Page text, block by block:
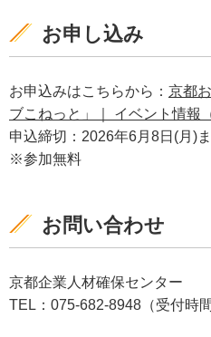
お申し込み
お申込みはこちらから： 京都
ブこねっと」｜ イベント情報
申込締切：2026年6月8日(月)
※参加無料
お問い合わせ
京都企業人材確保センター
TEL：075-682-8948（受付時